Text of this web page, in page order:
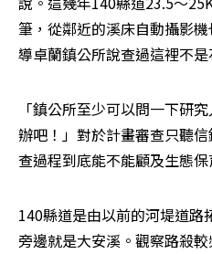
筆，從鄰近的溪床自動攝影
導卓蘭鎮公所說查過這裡不是
「鎮公所至少可以問一下研
辦吧！」對於計畫審查只聽
查過程到底能不能顧及生態保
140縣道是由以前的河堤道路
旁邊就是大安溪。觀察路殺